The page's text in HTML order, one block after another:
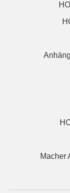
Macher